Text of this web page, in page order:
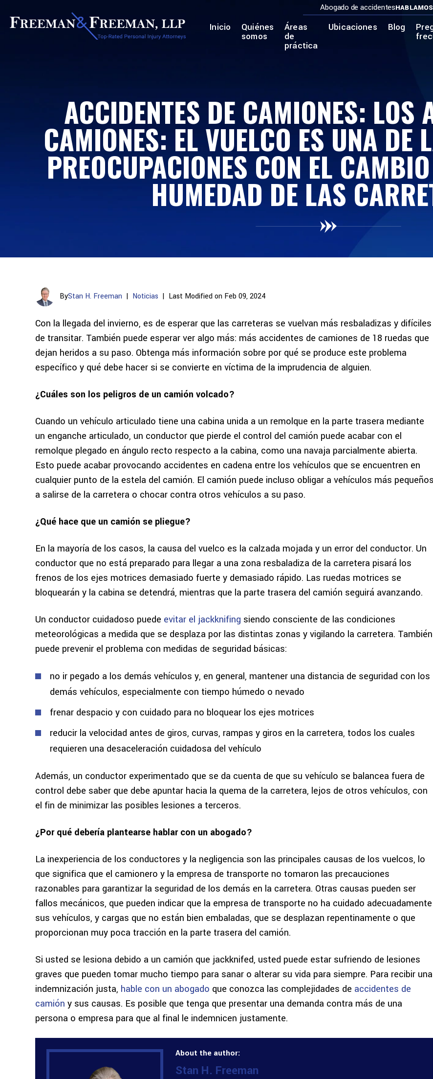
Abogado de accidentes
Inicio Quiénes
somos
Áreas
de
práctica
Ubicaciones Blog
ACCIDENTES DE CAMIONES: LOS
CAMIONES: EL VUELCO ES UNA DE
PREOCUPACIONES CON EL
HUMEDAD DE LAS
ByStan H. Freeman | Noticias | Last Modified on Feb 09, 2024
Con la llegada del invierno, es de esperar que las carreteras se vuelvan más resbaladizas y difíciles
de transitar. También puede esperar ver algo más: más accidentes de camiones de 18 ruedas que
dejan heridos a su paso. Obtenga más información sobre por qué se produce este problema
específico y qué debe hacer si se convierte en víctima de la imprudencia de alguien.
¿Cuáles son los peligros de un camión volcado?
Cuando un vehículo articulado tiene una cabina unida a un remolque en la parte trasera mediante
un enganche articulado, un conductor que pierde el control del camión puede acabar con el
remolque plegado en ángulo recto respecto a la cabina, como una navaja parcialmente abierta.
Esto puede acabar provocando accidentes en cadena entre los vehículos que se encuentren en
cualquier punto de la estela del camión. El camión puede incluso obligar a vehículos más pequeños
a salirse de la carretera o chocar contra otros vehículos a su paso.
¿Qué hace que un camión se pliegue?
En la mayoría de los casos, la causa del vuelco es la calzada mojada y un error del conductor. Un
conductor que no está preparado para llegar a una zona resbaladiza de la carretera pisará los
frenos de los ejes motrices demasiado fuerte y demasiado rápido. Las ruedas motrices se
bloquearán y la cabina se detendrá, mientras que la parte trasera del camión seguirá avanzando.
Un conductor cuidadoso puede evitar el jackknifing siendo consciente de las condiciones
meteorológicas a medida que se desplaza por las distintas zonas y vigilando la carretera. También
puede prevenir el problema con medidas de seguridad básicas:
no ir pegado a los demás vehículos y, en general, mantener una distancia de seguridad con los
demás vehículos, especialmente con tiempo húmedo o nevado
frenar despacio y con cuidado para no bloquear los ejes motrices
reducir la velocidad antes de giros, curvas, rampas y giros en la carretera, todos los cuales
requieren una desaceleración cuidadosa del vehículo
Además, un conductor experimentado que se da cuenta de que su vehículo se balancea fuera de
control debe saber que debe apuntar hacia la quema de la carretera, lejos de otros vehículos, con
el fin de minimizar las posibles lesiones a terceros.
¿Por qué debería plantearse hablar con un abogado?
La inexperiencia de los conductores y la negligencia son las principales causas de los vuelcos, lo
que significa que el camionero y la empresa de transporte no tomaron las precauciones
razonables para garantizar la seguridad de los demás en la carretera. Otras causas pueden ser
fallos mecánicos, que pueden indicar que la empresa de transporte no ha cuidado adecuadamente
sus vehículos, y cargas que no están bien embaladas, que se desplazan repentinamente o que
proporcionan muy poca tracción en la parte trasera del camión.
Si usted se lesiona debido a un camión que jackknifed, usted puede estar sufriendo de lesiones
graves que pueden tomar mucho tiempo para sanar o alterar su vida para siempre. Para recibir una
indemnización justa, hable con un abogado que conozca las complejidades de accidentes de
camión y sus causas. Es posible que tenga que presentar una demanda contra más de una
persona o empresa para que al final le indemnicen justamente.
About the author:
Stan H. Freeman